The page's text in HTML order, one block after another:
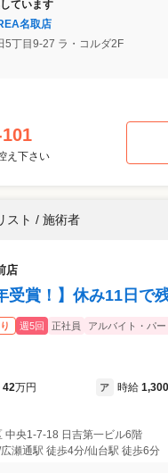
ています
名取店
5丁目9-27 ラ・コルダ2F
え下さい
スト / 施術者
店
受賞！】休み11日
週5回 正社員 アルバイト・パー
42万円 ア 時給 1,300
中央1-7-18 日吉第一ビル6階
瀬通駅 徒歩4分/仙台駅 徒歩6分